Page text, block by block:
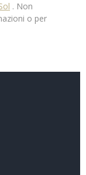
. Non
o per